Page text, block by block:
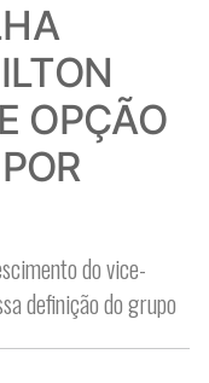
OPÇÃO
do vice-
definição do grupo